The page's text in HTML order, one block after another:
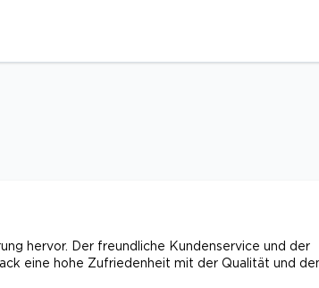
hervor. Der freundliche Kundenservice und der
eine hohe Zufriedenheit mit der Qualität und